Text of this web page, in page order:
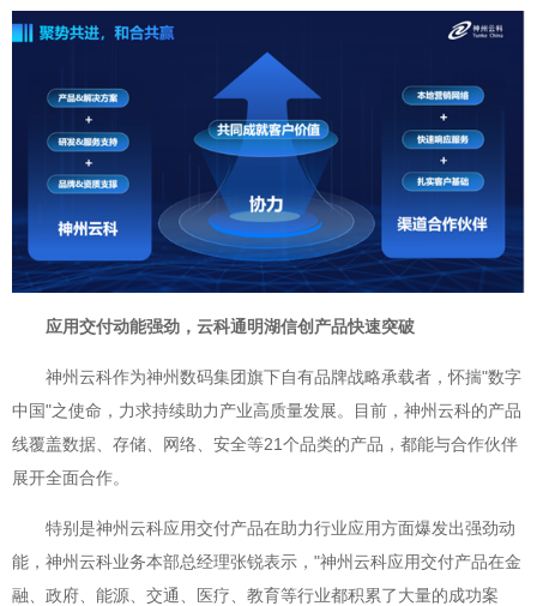
应用交付动能强劲，云科通明湖信创产品快速突破
神州云科作为神州数码集团旗下自有品牌战略承载者，怀揣"数字
中国"之使命，力求持续助力产业高质量发展。目前，神州云科的产品
线覆盖数据、存储、网络、安全等21个品类的产品，都能与合作伙伴
展开全面合作。
特别是神州云科应用交付产品在助力行业应用方面爆发出强劲动
能，神州云科业务本部总经理张锐表示，"神州云科应用交付产品在金
融、政府、能源、交通、医疗、教育等行业都积累了大量的成功案